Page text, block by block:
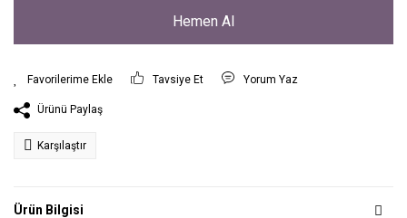
Hemen Al
Tavsiye Et Yorum Yaz
Ürünü Paylaş
Karşılaştır
Ürün Bilgisi